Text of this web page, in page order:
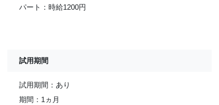
パート：時給1200円
試用期間
試用期間：あり
期間：1ヵ月